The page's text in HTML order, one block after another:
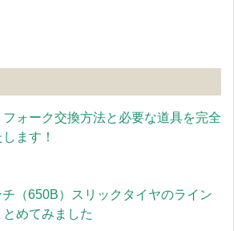
フォーク交換方法と必要な道具を完全
ます！
（650B）スリックタイヤのライン
めてみました